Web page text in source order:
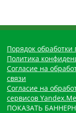
Порядок
Политика
Согласие на
связи
Согласие на
сервисов
ПОКАЗАТЬ